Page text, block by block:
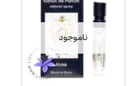
ناموجود